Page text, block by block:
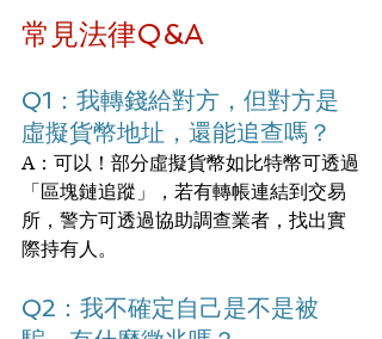
常見法律Q&A
Q1：我轉錢給對方，但對方是
虛擬貨幣地址，還能追查嗎？
A：可以！部分虛擬貨幣如比特幣可透過
「區塊鏈追蹤」，若有轉帳連結到交易
所，警方可透過協助調查業者，找出實
際持有人。
Q2：我不確定自己是不是被